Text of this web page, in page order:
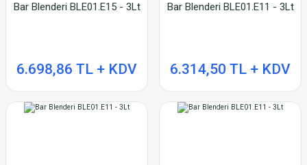
Bar Blenderi BLE01.E15 - 3Lt
6.698,86 TL + KDV
Bar Blenderi BLE01.E11 - 3Lt
6.314,50 TL + KDV